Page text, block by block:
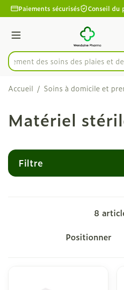
Aller au contenu
1 de 1
Paiements sécurisés Conseil du
Menu
Rechercherdes soins des plaies et
Accueil / Soins à domicile et
Matériel
Filtre
8
Trier par: